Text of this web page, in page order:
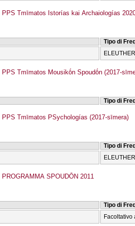
PPS Tmīmatos Istorías kai Archaiologías
Tipo di
PPS Tmīmatos Mousikṓn Spoudṓn (2017-
Tipo di
PPS Tmīmatos PSychologías (2017-sīmera)
Tipo di
PROGRAMMA SPOUDŌN 2011
Tipo di
Facoltativo